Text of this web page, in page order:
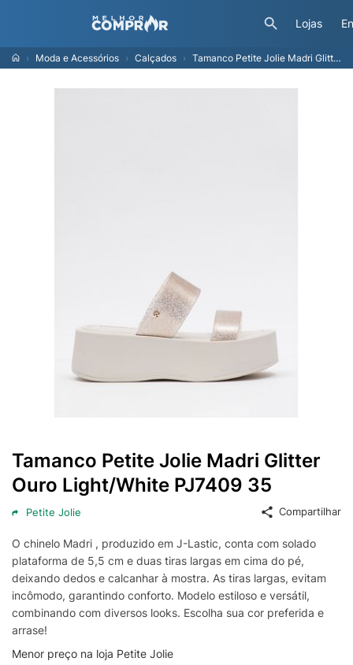
Lojas
Moda e Acessórios Calçados Tamanco Petite Jolie Madri Glitter Ouro Light/White PJ7409 35
Tamanco Petite Jolie Madri Glitter
Ouro Light/White PJ7409 35
Petite Jolie Compartilhar
O chinelo Madri , produzido em J-Lastic, conta com solado
plataforma de 5,5 cm e duas tiras largas em cima do pé,
deixando dedos e calcanhar à mostra. As tiras largas, evitam
incômodo, garantindo conforto. Modelo estiloso e versátil,
combinando com diversos looks. Escolha sua cor preferida e
arrase!
Menor preço na loja Petite Jolie